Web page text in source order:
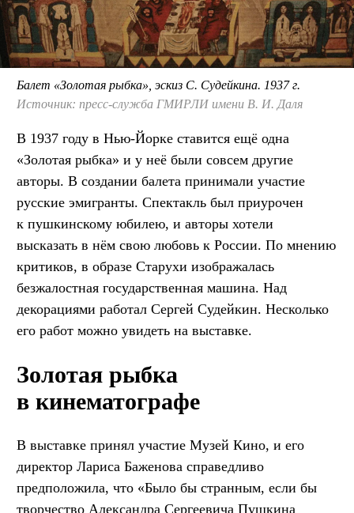
Балет «Золотая рыбка», эскиз С. Судейкина. 1937 г.
Источник: пресс-служба ГМИРЛИ имени В. И. Даля
В 1937 году в Нью-Йорке ставится ещё одна
«Золотая рыбка» и у неё были совсем другие
авторы. В создании балета принимали участие
русские эмигранты. Спектакль был приурочен
к пушкинскому юбилею, и авторы хотели
высказать в нём свою любовь к России. По мнению
критиков, в образе Старухи изображалась
безжалостная государственная машина. Над
декорациями работал Сергей Судейкин. Несколько
его работ можно увидеть на выставке.
Золотая рыбка
в кинематографе
В выставке принял участие Музей Кино, и его
директор Лариса Баженова справедливо
предположила, что «Было бы странным, если бы
творчество Александра Сергеевича Пушкина